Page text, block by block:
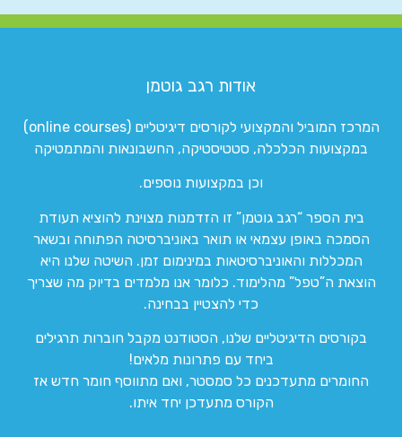
אודות רגב גוטמן
המרכז המוביל והמקצועי לקורסים דיגיטליים (online courses)
במקצועות הכלכלה, סטטיסטיקה, החשבונאות והמתמטיקה
וכן במקצועות נוספים.
בית הספר “רגב גוטמן” זו הזדמנות מצוינת להוציא תעודת
הסמכה באופן עצמאי או תואר באוניברסיטה הפתוחה ובשאר
המכללות והאוניברסיטאות במינימום זמן. השיטה שלנו היא
הוצאת ה”טפל” מהלימוד. כלומר אנו מלמדים בדיוק מה שצריך
כדי להצטיין בבחינה.
בקורסים הדיגיטליים שלנו, הסטודנט מקבל חוברות תרגילים
ביחד עם פתרונות מלאים!
החומרים מתעדכנים כל סמסטר, ואם מתווסף חומר חדש אז
הקורס מתעדכן יחד איתו.